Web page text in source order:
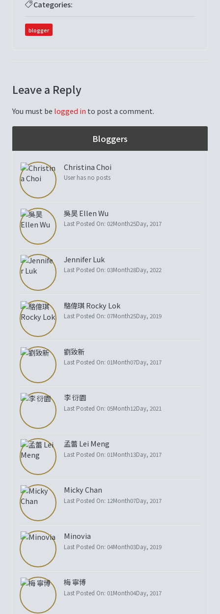
Categories:
blogger
Leave a Reply
You must be logged in to post a comment.
Bloggers
Christina Choi
User has no posts
吳昊 Ellen Wu
Last Posted On: 02Month25Day, 2017
Jennifer Luk
Last Posted On: 03Month28Day, 2022
駱偉琪 Rocky Lok
Last Posted On: 07Month25Day, 2019
劉致新
Last Posted On: 01Month07Day, 2017
李 衍園
Last Posted On: 05Month12Day, 2021
孟蕾 Lei Meng
Last Posted On: 01Month13Day, 2017
Micky Chan
Last Posted On: 12Month07Day, 2017
Minovia
Last Posted On: 04Month03Day, 2019
梅 寧博
Last Posted On: 01Month04Day, 2017